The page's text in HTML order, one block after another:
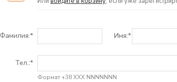
Фамилия:* Имя:*
Тел.:*
Формат +38 ХХХ NNNNNNN